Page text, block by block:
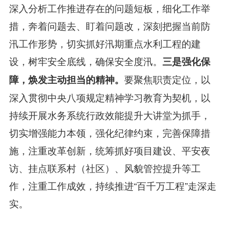
深入分析工作推进存在的问题短板，细化工作举
措，奔着问题去、盯着问题改，深刻把握当前防
汛工作形势，切实抓好汛期重点水利工程的建
设，树牢安全底线，确保安全度汛。 三是强化保
障，焕发主动担当的精神。 要聚焦职责定位，以
深入贯彻中央八项规定精神学习教育为契机，以
持续开展水务系统行政效能提升大讲堂为抓手，
切实增强能力本领，强化纪律约束，完善保障措
施，注重改革创新，统筹抓好项目建设、平安夜
访、挂点联系村（社区）、风貌管控提升等工
作，注重工作成效，持续推进“百千万工程”走深走
实。